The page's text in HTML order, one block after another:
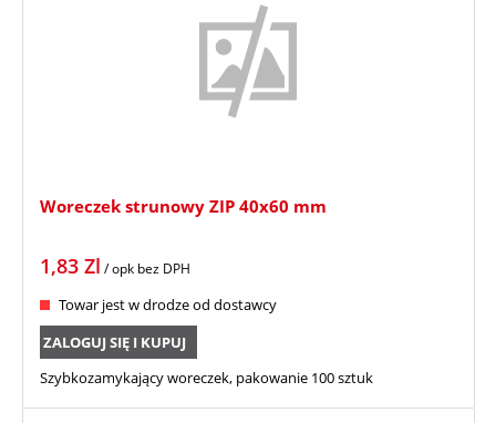
Woreczek strunowy ZIP 40x60 mm
1,83 Zl / opk bez DPH
Towar jest w drodze od dostawcy
ZALOGUJ SIĘ I KUPUJ
Szybkozamykający woreczek, pakowanie 100 sztuk